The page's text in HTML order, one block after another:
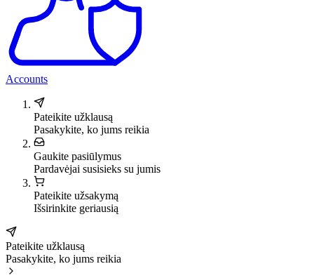
Accounts
Pateikite užklausą
Pasakykite, ko jums reikia
Gaukite pasiūlymus
Pardavėjai susisieks su jumis
Pateikite užsakymą
Išsirinkite geriausią
Pateikite užklausą
Pasakykite, ko jums reikia